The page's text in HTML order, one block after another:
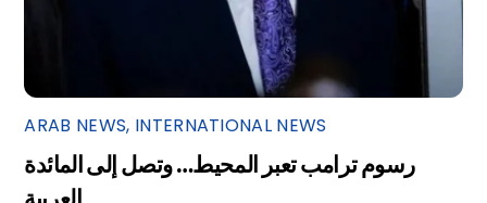
ARAB NEWS, INTERNATIONAL NEWS
رسوم ترامب تعبر المحيط… وتصل إلى المائدة